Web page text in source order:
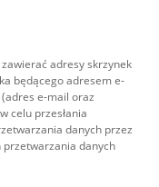
adresy skrzynek
będącego adresem e-
e-mail oraz
celu przesłania
danych przez
przetwarzania danych